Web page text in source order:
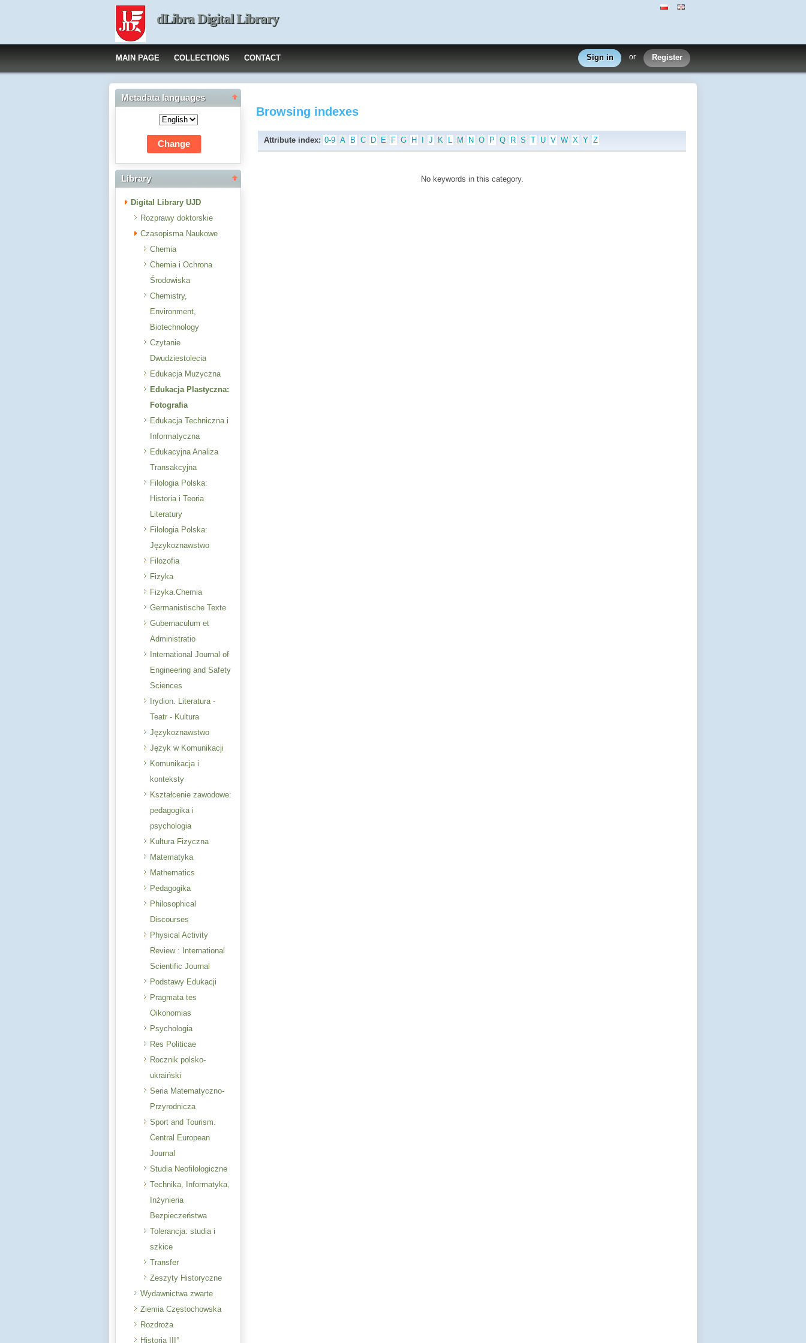
dLibra Digital Library
MAIN PAGE COLLECTIONS CONTACT Sign in or Register
Metadata languages
Library
Digital Library UJD
Rozprawy doktorskie
Czasopisma Naukowe
Chemia
Chemia i Ochrona
Środowiska
Chemistry,
Environment,
Biotechnology
Czytanie
Dwudziestolecia
Edukacja Muzyczna
Edukacja Plastyczna:
Fotografia
Edukacja Techniczna i
Informatyczna
Edukacyjna Analiza
Transakcyjna
Filologia Polska:
Historia i Teoria
Literatury
Filologia Polska:
Językoznawstwo
Filozofia
Fizyka
Fizyka.Chemia
Germanistische Texte
Gubernaculum et
Administratio
International Journal of
Engineering and Safety
Sciences
Irydion. Literatura -
Teatr - Kultura
Językoznawstwo
Język w Komunikacji
Komunikacja i
konteksty
Kształcenie zawodowe:
pedagogika i
psychologia
Kultura Fizyczna
Matematyka
Mathematics
Pedagogika
Philosophical
Discourses
Physical Activity
Review : International
Scientific Journal
Podstawy Edukacji
Pragmata tes
Oikonomias
Psychologia
Res Politicae
Rocznik polsko-
ukraiński
Seria Matematyczno-
Przyrodnicza
Sport and Tourism.
Central European
Journal
Studia Neofilologiczne
Technika, Informatyka,
Inżynieria
Bezpieczeństwa
Tolerancja: studia i
szkice
Transfer
Zeszyty Historyczne
Wydawnictwa zwarte
Ziemia Częstochowska
Rozdroża
Historia III°
Browsing indexes
Attribute index: 0-9 A B C D E F G H J K L M N O P Q R S T U V W X Y Z
No keywords in this category.